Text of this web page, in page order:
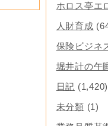
ホロス亭エ
人財育成
保険ビジネ
堀井計の午
日記 (1,420)
未分類 (1)